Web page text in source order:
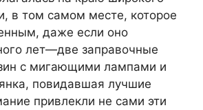
в том самом месте, которое
даже если оно
лет—две заправочные
с мигающими лампами и
повидавшая лучшие
привлекли не сами эти